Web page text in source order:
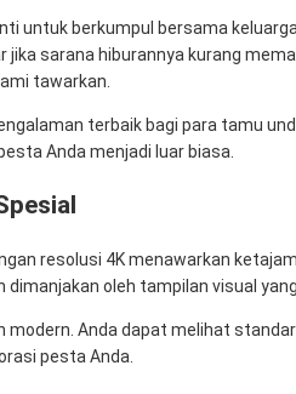
untuk berkumpul bersama
sarana hiburannya kurang
tawarkan.
terbaik bagi para tamu
Anda menjadi luar biasa.
resolusi 4K menawarkan
dimanjakan oleh tampilan visual
modern. Anda dapat melihat
pesta Anda.